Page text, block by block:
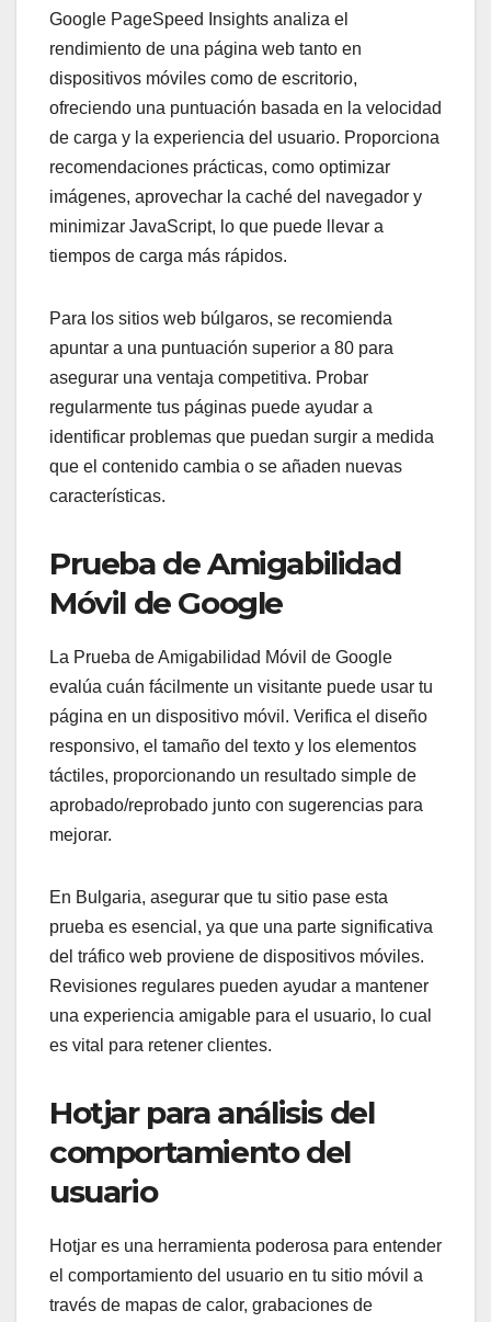
Google PageSpeed Insights analiza el
rendimiento de una página web tanto en
dispositivos móviles como de escritorio,
ofreciendo una puntuación basada en la velocidad
de carga y la experiencia del usuario. Proporciona
recomendaciones prácticas, como optimizar
imágenes, aprovechar la caché del navegador y
minimizar JavaScript, lo que puede llevar a
tiempos de carga más rápidos.
Para los sitios web búlgaros, se recomienda
apuntar a una puntuación superior a 80 para
asegurar una ventaja competitiva. Probar
regularmente tus páginas puede ayudar a
identificar problemas que puedan surgir a medida
que el contenido cambia o se añaden nuevas
características.
Prueba de Amigabilidad
Móvil de Google
La Prueba de Amigabilidad Móvil de Google
evalúa cuán fácilmente un visitante puede usar tu
página en un dispositivo móvil. Verifica el diseño
responsivo, el tamaño del texto y los elementos
táctiles, proporcionando un resultado simple de
aprobado/reprobado junto con sugerencias para
mejorar.
En Bulgaria, asegurar que tu sitio pase esta
prueba es esencial, ya que una parte significativa
del tráfico web proviene de dispositivos móviles.
Revisiones regulares pueden ayudar a mantener
una experiencia amigable para el usuario, lo cual
es vital para retener clientes.
Hotjar para análisis del
comportamiento del
usuario
Hotjar es una herramienta poderosa para entender
el comportamiento del usuario en tu sitio móvil a
través de mapas de calor, grabaciones de